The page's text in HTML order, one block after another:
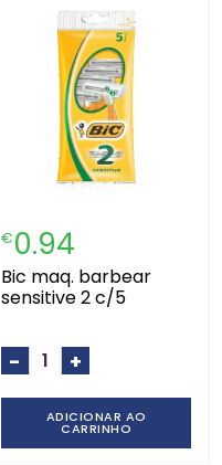
€0.94
bic maq. barbear
sensitive 2 c/5
- +
ADICIONAR AO
CARRINHO